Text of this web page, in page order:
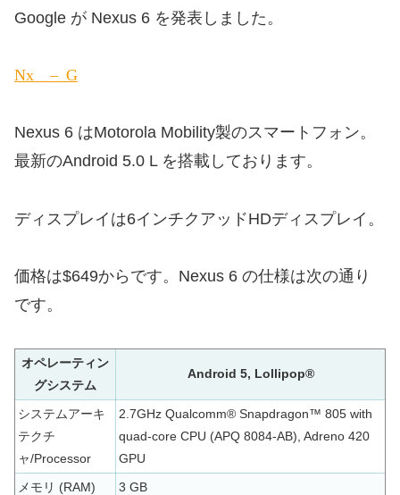
Google が Nexus 6 を発表しました。
Nexus 6 – Google
Nexus 6 はMotorola Mobility製のスマートフォン。
最新のAndroid 5.0 L を搭載しております。
ディスプレイは6インチクアッドHDディスプレイ。
価格は$649からです。Nexus 6 の仕様は次の通り
です。
オペレーティン
グシステム
Android 5, Lollipop®
システムアーキ
テクチ
ャ/Processor
2.7GHz Qualcomm® Snapdragon™ 805 with
quad-core CPU (APQ 8084-AB), Adreno 420
GPU
メモリ (RAM)
3 GB